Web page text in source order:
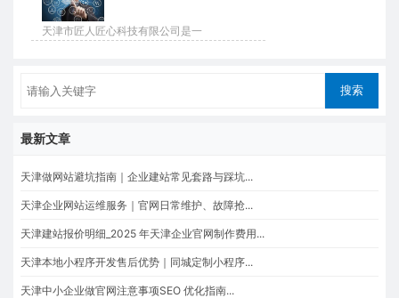
天津市匠人匠心科技有限公司是一
最新文章
天津做网站避坑指南｜企业建站常见套路与踩坑...
天津企业网站运维服务｜官网日常维护、故障抢...
天津建站报价明细_2025 年天津企业官网制作费用...
天津本地小程序开发售后优势｜同城定制小程序...
天津中小企业做官网注意事项SEO 优化指南...